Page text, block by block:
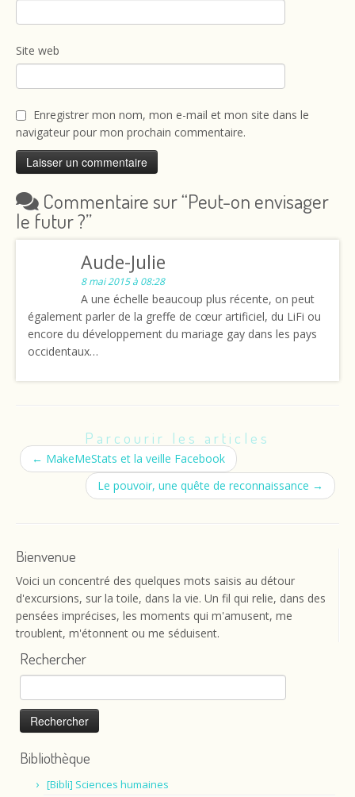
Site web
Enregistrer mon nom, mon e-mail et mon site dans le
navigateur pour mon prochain commentaire.
Commentaire sur “Peut-on envisager
le futur ?”
Aude-Julie
8 mai 2015 à 08:28
A une échelle beaucoup plus récente, on peut
également parler de la greffe de cœur artificiel, du LiFi ou
encore du développement du mariage gay dans les pays
occidentaux…
Parcourir les articles
← MakeMeStats et la veille Facebook
Le pouvoir, une quête de reconnaissance →
Bienvenue
Voici un concentré des quelques mots saisis au détour
d'excursions, sur la toile, dans la vie. Un fil qui relie, dans des
pensées imprécises, les moments qui m'amusent, me
troublent, m'étonnent ou me séduisent.
Rechercher
Rechercher :
Bibliothèque
[Bibli] Sciences humaines